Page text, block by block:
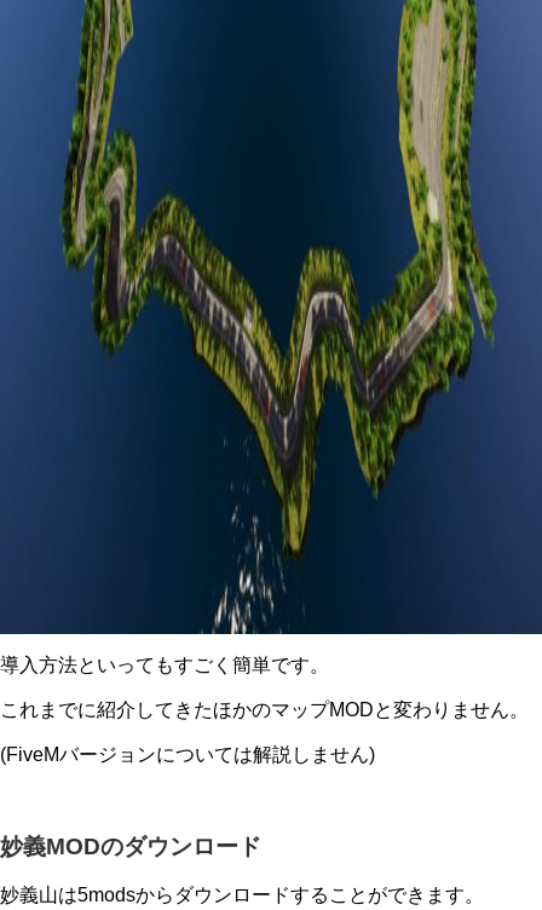
導入方法といってもすごく簡単です。
これまでに紹介してきたほかのマップMODと変わりません。
(FiveMバージョンについては解説しません)
妙義MODのダウンロード
妙義山は5modsからダウンロードすることができます。